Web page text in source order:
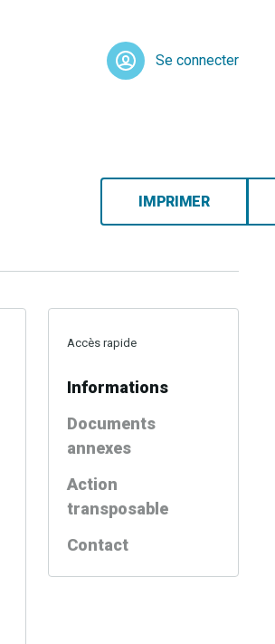
Se connecter
IMPRIMER
Accès rapide
Informations
Documents
annexes
Action
transposable
Contact